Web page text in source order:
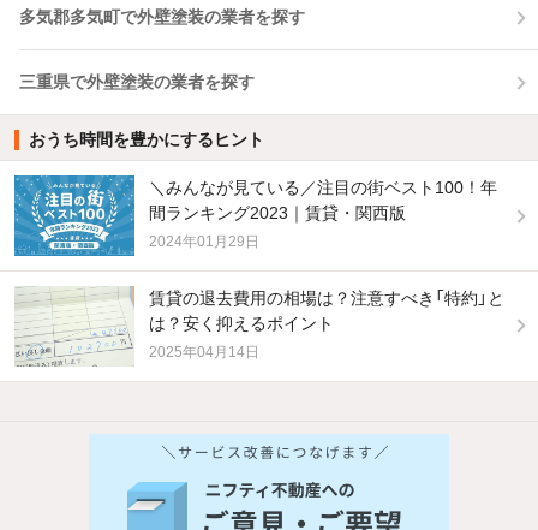
多気郡多気町で外壁塗装の業者を探す
三重県で外壁塗装の業者を探す
おうち時間を豊かにするヒント
＼みんなが見ている／注目の街ベスト100！年
間ランキング2023｜賃貸・関西版
2024年01月29日
賃貸の退去費用の相場は？注意すべき「特約」と
は？安く抑えるポイント
2025年04月14日
バス・トイレ別 2階以上